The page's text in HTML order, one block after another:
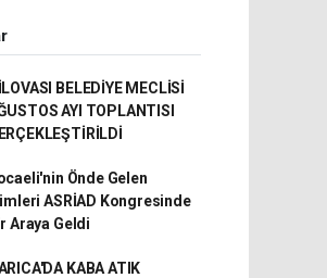
BELEDİYE MECLİSİ
AYI TOPLANTISI
Önde Gelen
ASRİAD Kongresinde
Araya Geldi
KABA ATIK